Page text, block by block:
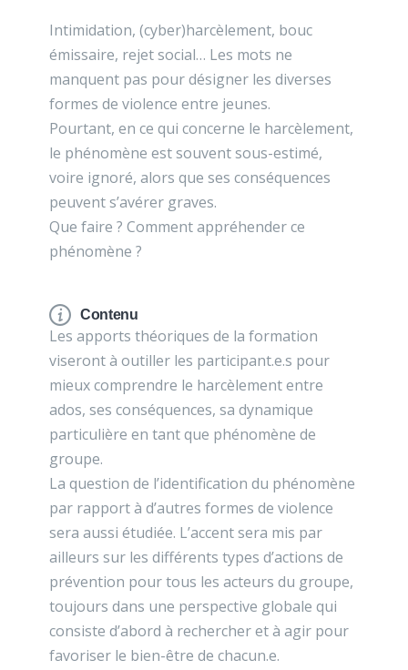
Intimidation, (cyber)harcèlement, bouc
émissaire, rejet social… Les mots ne
manquent pas pour désigner les diverses
formes de violence entre jeunes.
Pourtant, en ce qui concerne le harcèlement,
le phénomène est souvent sous-estimé,
voire ignoré, alors que ses conséquences
peuvent s’avérer graves.
Que faire ? Comment appréhender ce
phénomène ?
Contenu
Les apports théoriques de la formation
viseront à outiller les participant.e.s pour
mieux comprendre le harcèlement entre
ados, ses conséquences, sa dynamique
particulière en tant que phénomène de
groupe.
La question de l’identification du phénomène
par rapport à d’autres formes de violence
sera aussi étudiée. L’accent sera mis par
ailleurs sur les différents types d’actions de
prévention pour tous les acteurs du groupe,
toujours dans une perspective globale qui
consiste d’abord à rechercher et à agir pour
favoriser le bien-être de chacun.e.